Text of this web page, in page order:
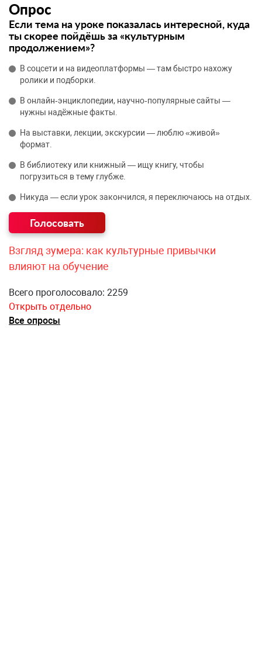
Опрос
Если тема на уроке показалась интересной, куда
ты скорее пойдёшь за «культурным
продолжением»?
В соцсети и на видеоплатформы — там быстро нахожу
ролики и подборки.
В онлайн‑энциклопедии, научно‑популярные сайты —
нужны надёжные факты.
На выставки, лекции, экскурсии — люблю «живой»
формат.
В библиотеку или книжный — ищу книгу, чтобы
погрузиться в тему глубже.
Никуда — если урок закончился, я переключаюсь на отдых.
Взгляд зумера: как культурные привычки
влияют на обучение
Всего проголосовало: 2259
Открыть отдельно
Все опросы